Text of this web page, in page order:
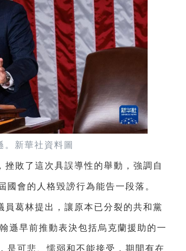
新華社資料圖
敗了這次具誤導性的舉動，強調自
會的人格毀謗行為能告一段落。
葛林提出，讓原本已分裂的共和黨
遜早前推動表決包括烏克蘭援助的一
是可悲、懦弱和不能接受，期間有在